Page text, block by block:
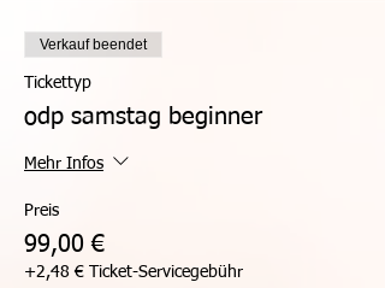
Verkauf beendet
Tickettyp
odp samstag beginner
Mehr Infos
Preis
99,00 €
+2,48 € Ticket-Servicegebühr